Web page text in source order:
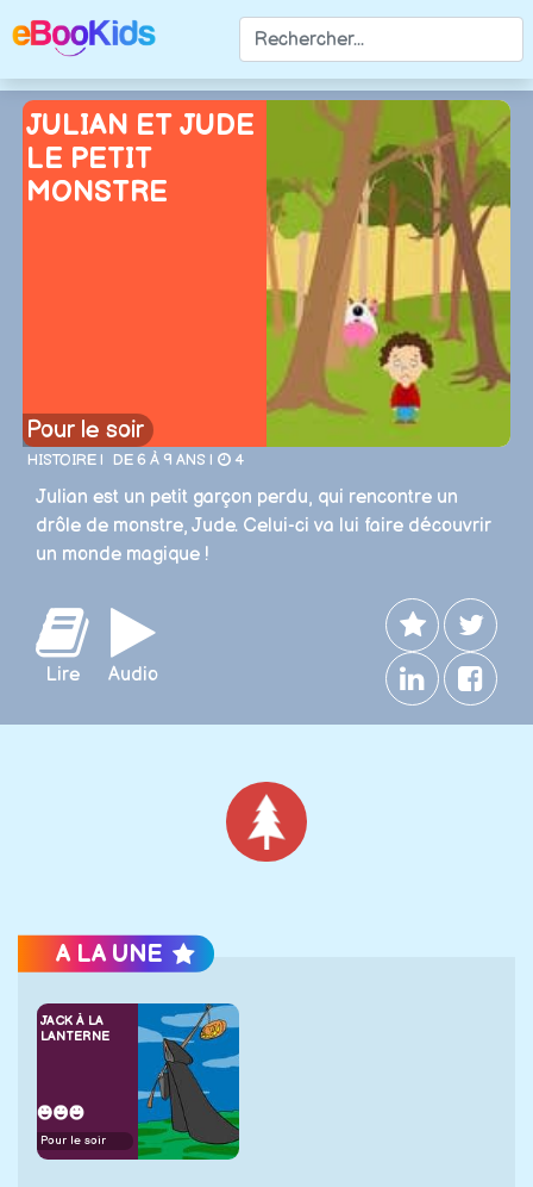
JULIAN ET JUDE
LE PETIT
MONSTRE
Pour le soir
HISTOIRE | DE 6 À 9 ANS | 4
Julian est un petit garçon perdu, qui rencontre un
drôle de monstre, Jude. Celui-ci va lui faire découvrir
un monde magique !
Lire Audio
Noël
A LA UNE
JACK À LA
LANTERNE
Pour le soir